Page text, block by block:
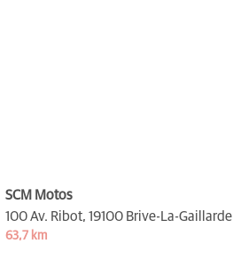
SCM Motos
100 Av. Ribot, 19100 Brive-La-Gaillarde
63,7 km